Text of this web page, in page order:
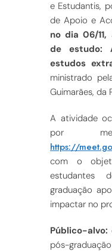
e Estudantis,
de Apoio e
no dia 06/
de estudo:
estudos
ministrado
Guimarães, da
A atividade
por
https://
com o
estudantes
graduação
impactar no
Público-alvo:
pós-